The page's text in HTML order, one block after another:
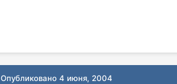
Опубликовано4 июня, 2004